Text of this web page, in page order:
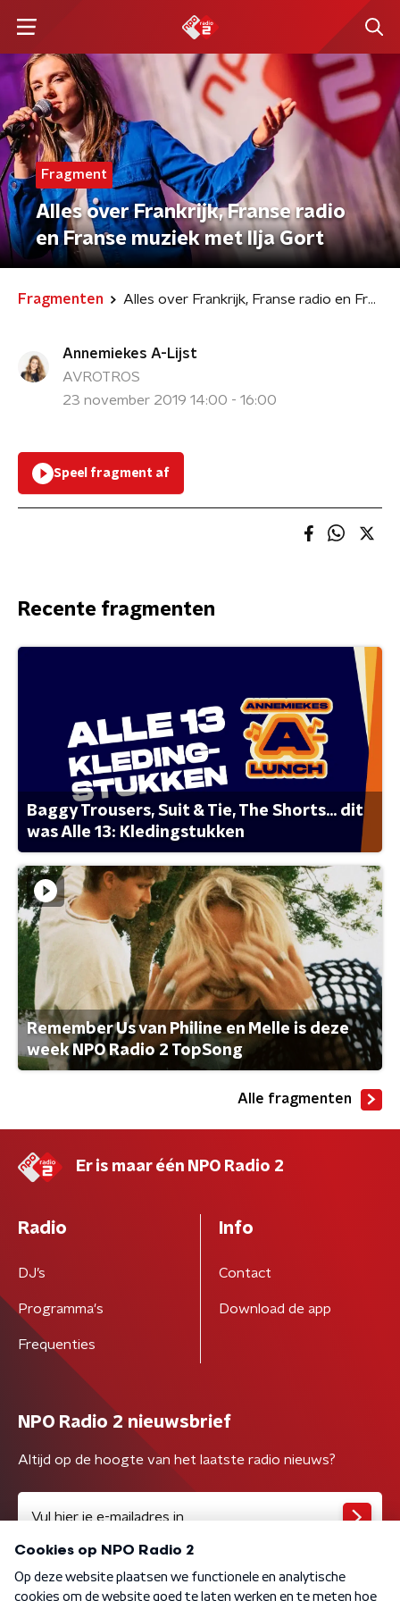
Fragment
Alles over Frankrijk, Franse radio
en Franse muziek met Ilja Gort
Fragmenten Alles over Frankrijk, Franse radio en Franse muziek met Ilja Gort
Annemiekes A-Lijst
AVROTROS
23 november 2019 14:00 - 16:00
Speel fragment af
Recente fragmenten
Baggy Trousers, Suit & Tie, The Shorts... dit
was Alle 13: Kledingstukken
Remember Us van Philine en Melle is deze
week NPO Radio 2 TopSong
Alle fragmenten
Er is maar één NPO Radio 2
Radio
DJ’s
Programma's
Frequenties
Info
Contact
Download de app
NPO Radio 2 nieuwsbrief
Altijd op de hoogte van het laatste radio nieuws?